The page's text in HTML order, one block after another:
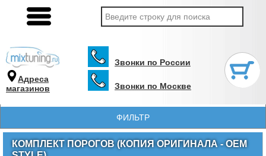
Адреса
магазинов
Звонки по России
Звонки по Москве
ФИЛЬТР
КОМПЛЕКТ ПОРОГОВ (КОПИЯ ОРИГИНАЛА - OEM